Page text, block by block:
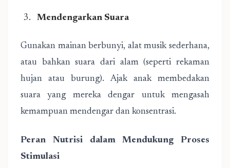
Mendengarkan Suara
Gunakan mainan berbunyi, alat musik sederhana,
atau bahkan suara dari alam (seperti rekaman
hujan atau burung). Ajak anak membedakan
suara yang mereka dengar untuk mengasah
kemampuan mendengar dan konsentrasi.
Peran Nutrisi dalam Mendukung Proses
Stimulasi